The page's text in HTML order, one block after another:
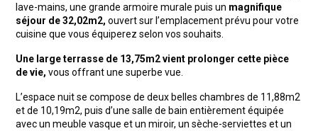
lave-mains, une grande armoire murale puis un magnifique
séjour de 32,02m2, ouvert sur l’emplacement prévu pour votre
cuisine que vous équiperez selon vos souhaits.
Une large terrasse de 13,75m2 vient prolonger cette pièce
de vie, vous offrant une superbe vue.
L’espace nuit se compose de deux belles chambres de 11,88m2
et de 10,19m2, puis d’une salle de bain entièrement équipée
avec un meuble vasque et un miroir, un sèche-serviettes et un